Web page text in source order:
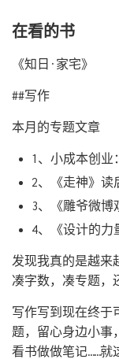
在看的书
《知日·家宅》
##写作
本月的专题文章
1、小成本创业
2、《走神》读
3、《雕爷微博
4、《设计的力
发现我真的是越来
凑字数，凑专题，
写作写到现在终于
题，留心身边小事
看书做做笔记……就